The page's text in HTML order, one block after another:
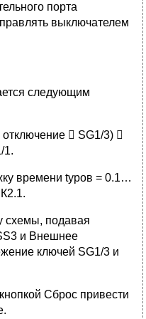
порта
выключателем
следующим
 SG1/3) 
1.
времени tуров = 0.1…
схемы, подавая
и Внешнее
ключей SG1/3 и
Сброс привести